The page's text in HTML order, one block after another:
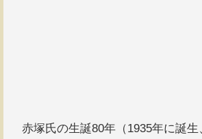
赤塚氏の生誕80年（1935年に誕生